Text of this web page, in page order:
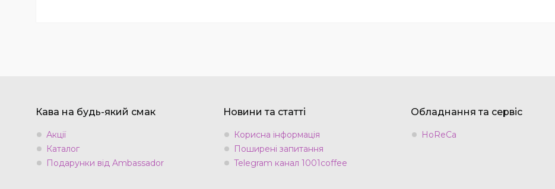
Кава на будь-який смак
Акції
Каталог
Подарунки від Ambassador
Новини та статті
Корисна інформація
Поширені запитання
Telegram канал 1001coffee
Обладнання та сервіс
HoReCa